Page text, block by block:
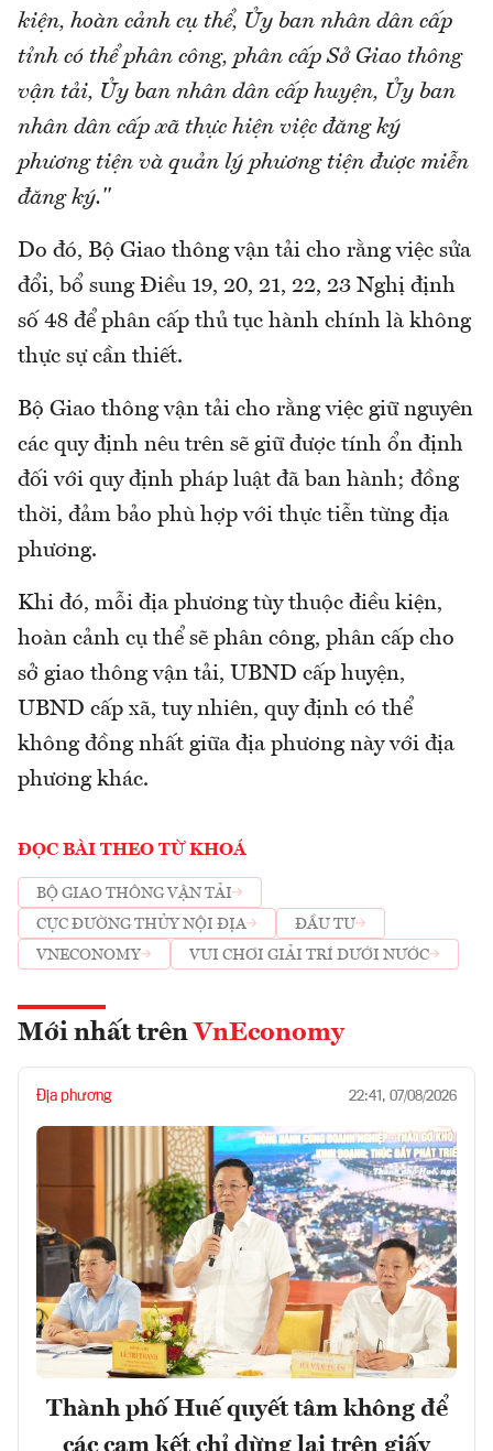
kiện, hoàn cảnh cụ thể, Ủy ban nhân dân cấp
tỉnh có thể phân công, phân cấp Sở Giao thông
vận tải, Ủy ban nhân dân cấp huyện, Ủy ban
nhân dân cấp xã thực hiện việc đăng ký
phương tiện và quản lý phương tiện được miễn
đăng ký."
Do đó, Bộ Giao thông vận tải cho rằng việc sửa
đổi, bổ sung Điều 19, 20, 21, 22, 23 Nghị định
số 48 để phân cấp thủ tục hành chính là không
thực sự cần thiết.
Bộ Giao thông vận tải cho rằng việc giữ nguyên
các quy định nêu trên sẽ giữ được tính ổn định
đối với quy định pháp luật đã ban hành; đồng
thời, đảm bảo phù hợp với thực tiễn từng địa
phương.
Khi đó, mỗi địa phương tùy thuộc điều kiện,
hoàn cảnh cụ thể sẽ phân công, phân cấp cho
sở giao thông vận tải, UBND cấp huyện,
UBND cấp xã, tuy nhiên, quy định có thể
không đồng nhất giữa địa phương này với địa
phương khác.
ĐỌC BÀI THEO TỪ KHOÁ
BỘ GIAO THÔNG VẬN TẢI
CỤC ĐƯỜNG THỦY NỘI ĐỊA
ĐẦU TƯ
VNECONOMY
VUI CHƠI GIẢI TRÍ DƯỚI NƯỚC
Mới nhất trên VnEconomy
Địa phương 22:41, 07/08/2026
Thành phố Huế quyết tâm không để
các cam kết chỉ dừng lại trên giấy